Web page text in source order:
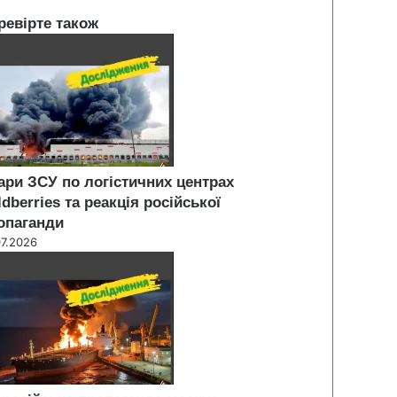
також
ЗСУ по логістичних центрах
та реакція російської